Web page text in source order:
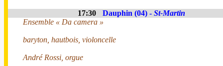
17:30 Dauphin (04) - St-Martin
Ensemble « Da camera »
baryton, hautbois, violoncelle
André Rossi, orgue